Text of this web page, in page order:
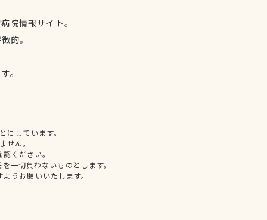
院情報サイト。
的。
。
しています。
せん。
ください。
一切負わないものとします。
うお願いいたします。